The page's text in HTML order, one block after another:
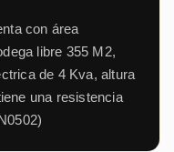
con área
libre 355 M2,
de 4 Kva, altura
una resistencia